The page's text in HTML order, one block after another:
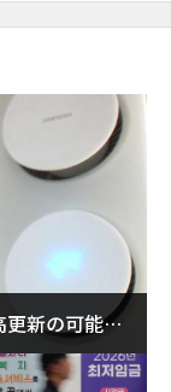
新の可能性